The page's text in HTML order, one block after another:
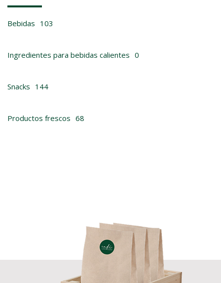
Bebidas 103
Ingredientes para bebidas calientes 0
Snacks 144
Productos frescos 68